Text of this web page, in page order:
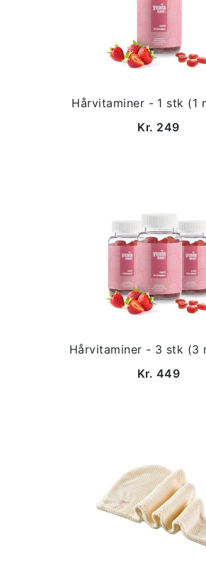
Hårvitaminer - 1 stk (1
Kr. 249
Hårvitaminer - 3 stk (3
Kr. 449